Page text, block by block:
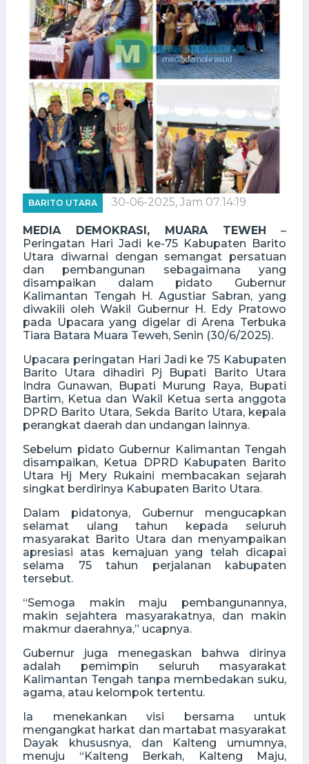
BARITO UTARA 30-06-2025, Jam 07:14:19
MEDIA DEMOKRASI, MUARA TEWEH –
Peringatan Hari Jadi ke-75 Kabupaten Barito
Utara diwarnai dengan semangat persatuan
dan pembangunan sebagaimana yang
disampaikan dalam pidato Gubernur
Kalimantan Tengah H. Agustiar Sabran, yang
diwakili oleh Wakil Gubernur H. Edy Pratowo
pada Upacara yang digelar di Arena Terbuka
Tiara Batara Muara Teweh, Senin (30/6/2025).
Upacara peringatan Hari Jadi ke 75 Kabupaten
Barito Utara dihadiri Pj Bupati Barito Utara
Indra Gunawan, Bupati Murung Raya, Bupati
Bartim, Ketua dan Wakil Ketua serta anggota
DPRD Barito Utara, Sekda Barito Utara, kepala
perangkat daerah dan undangan lainnya.
Sebelum pidato Gubernur Kalimantan Tengah
disampaikan, Ketua DPRD Kabupaten Barito
Utara Hj Mery Rukaini membacakan sejarah
singkat berdirinya Kabupaten Barito Utara.
Dalam pidatonya, Gubernur mengucapkan
selamat ulang tahun kepada seluruh
masyarakat Barito Utara dan menyampaikan
apresiasi atas kemajuan yang telah dicapai
selama 75 tahun perjalanan kabupaten
tersebut.
“Semoga makin maju pembangunannya,
makin sejahtera masyarakatnya, dan makin
makmur daerahnya,” ucapnya.
Gubernur juga menegaskan bahwa dirinya
adalah pemimpin seluruh masyarakat
Kalimantan Tengah tanpa membedakan suku,
agama, atau kelompok tertentu.
Ia menekankan visi bersama untuk
mengangkat harkat dan martabat masyarakat
Dayak khususnya, dan Kalteng umumnya,
menuju “Kalteng Berkah, Kalteng Maju,